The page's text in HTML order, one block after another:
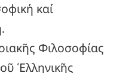
καί
Φιλοσοφίας
Ἑλληνικῆς